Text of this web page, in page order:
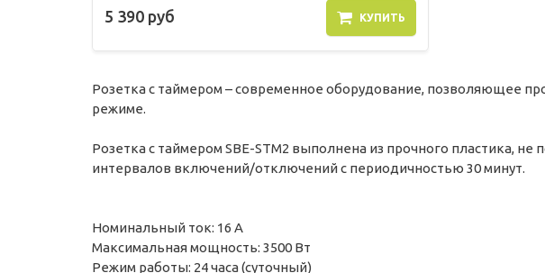
5 390 руб КУПИТЬ
Розетка с таймером – современное оборудование, позволяющее
режиме.
Розетка с таймером SBE-STM2 выполнена из прочного пластика,
интервалов включений/отключений с периодичностью 30 минут.
Номинальный ток: 16 А
Максимальная мощность: 3500 Вт
Режим работы: 24 часа (суточный)